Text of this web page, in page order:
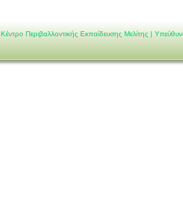
Κέντρο Περιβαλλοντικής Εκπαίδευσης Μελίτης |